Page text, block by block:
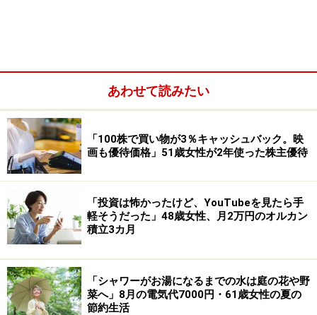
返済にかかった期間は「1年未満」。借り入れ時の金利
は「4.05％」で返済完了までに「2万円」ほど利息を支払
ったとあります。
「返済中は通帳を見るのがストレスだっ
た」
あわせて読みたい
「100株で買い物が3％キャッシュバック。映
画も優待価格」51歳女性が2年使った株主優待
「投資は怖かったけど、YouTubeを見たら手
軽そうだった」48歳女性、月2万円のオルカン
積立3カ月
「シャワーがお湯になるまでの水は庭の花や野
菜へ」8月の電気代7000円・61歳女性の夏の
節約生活